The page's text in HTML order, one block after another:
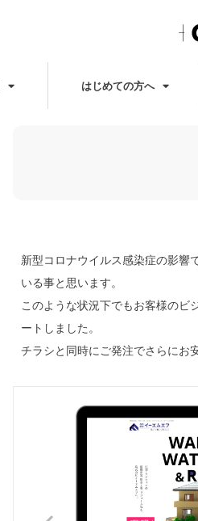
はじめての方へ
新型コロナウイルス感染症の影響
いる事と思います。
このような状況下でもお客様のビ
ートしました。
チラシと同時にご発注でさらにお